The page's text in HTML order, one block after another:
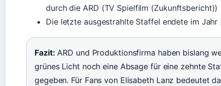
durch die ARD (TV Spielfilm (Zukunftsbericht))
Die letzte ausgestrahlte Staffel endete im Jahr
Fazit: ARD und Produktionsfirma haben bislang
grünes Licht noch eine Absage für eine zehnte
gegeben. Für Fans von Elisabeth Lanz bedeutet